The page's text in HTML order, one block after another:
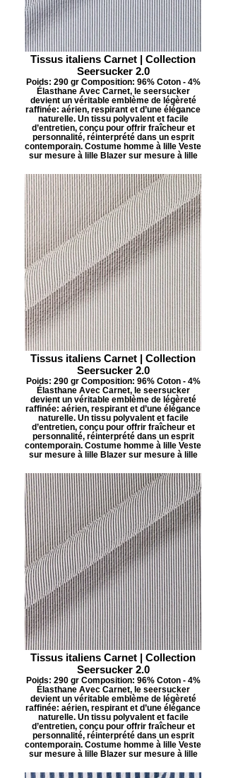
Tissus italiens Carnet | Collection
Seersucker 2.0
Poids: 290 gr Composition: 96% Coton - 4%
Élasthane Avec Carnet, le seersucker
devient un véritable emblème de légèreté
raffinée: aérien, respirant et d’une élégance
naturelle. Un tissu polyvalent et facile
d’entretien, conçu pour offrir fraîcheur et
personnalité, réinterprété dans un esprit
contemporain. Costume homme à lille Veste
sur mesure à lille Blazer sur mesure à lille
Tissus italiens Carnet | Collection
Seersucker 2.0
Poids: 290 gr Composition: 96% Coton - 4%
Élasthane Avec Carnet, le seersucker
devient un véritable emblème de légèreté
raffinée: aérien, respirant et d’une élégance
naturelle. Un tissu polyvalent et facile
d’entretien, conçu pour offrir fraîcheur et
personnalité, réinterprété dans un esprit
contemporain. Costume homme à lille Veste
sur mesure à lille Blazer sur mesure à lille
Tissus italiens Carnet | Collection
Seersucker 2.0
Poids: 290 gr Composition: 96% Coton - 4%
Élasthane Avec Carnet, le seersucker
devient un véritable emblème de légèreté
raffinée: aérien, respirant et d’une élégance
naturelle. Un tissu polyvalent et facile
d’entretien, conçu pour offrir fraîcheur et
personnalité, réinterprété dans un esprit
contemporain. Costume homme à lille Veste
sur mesure à lille Blazer sur mesure à lille